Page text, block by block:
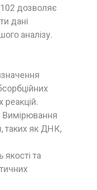
дозволяє
дані
аналізу.
реакцій.
Вимірювання
таких як ДНК,
та